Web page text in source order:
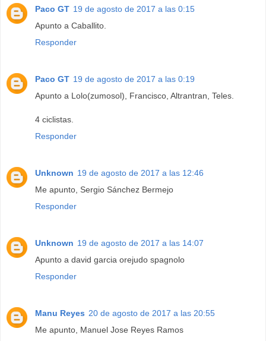
Paco GT 19 de agosto de 2017 a las 0:15
Apunto a Caballito.
Responder
Paco GT 19 de agosto de 2017 a las 0:19
Apunto a Lolo(zumosol), Francisco, Altrantran, Teles.
4 ciclistas.
Responder
Unknown 19 de agosto de 2017 a las 12:46
Me apunto, Sergio Sánchez Bermejo
Responder
Unknown 19 de agosto de 2017 a las 14:07
Apunto a david garcia orejudo spagnolo
Responder
Manu Reyes 20 de agosto de 2017 a las 20:55
Me apunto, Manuel Jose Reyes Ramos